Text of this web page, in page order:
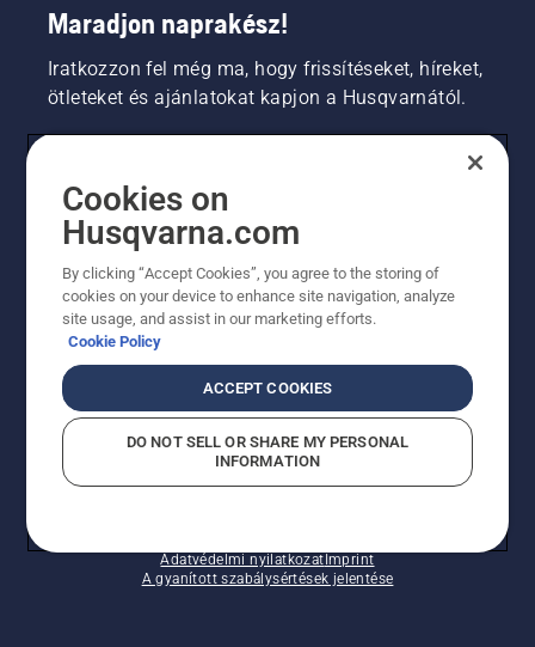
Maradjon naprakész!
Iratkozzon fel még ma, hogy frissítéseket, híreket,
ötleteket és ajánlatokat kapjon a Husqvarnától.
PROFESSZIONÁLIS
Adatvédelmi nyilatkozat Imprint
A gyanított szabálysértések jelentése
Cookies on
Husqvarna.com
By clicking “Accept Cookies”, you agree to the storing of
cookies on your device to enhance site navigation, analyze
site usage, and assist in our marketing efforts.
Cookie Policy
ACCEPT COOKIES
DO NOT SELL OR SHARE MY PERSONAL
INFORMATION